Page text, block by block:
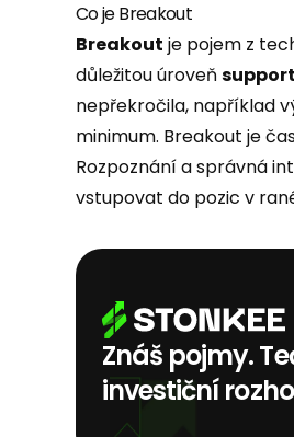
Co je Breakout
Breakout je pojem z
důležitou úroveň
nepřekročila, například
minimum. Breakout je
Rozpoznání a správná
vstupovat do pozic v
Znáš pojmy.
investiční